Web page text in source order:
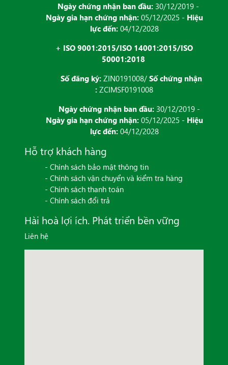
Ngày chứng nhận ban đầu: 30/12/2019 -
Ngày gia hạn chứng nhận:05/12/2025 - Hiệu
lực đến:04/12/2028
+ ISO 9001:2015/ISO 14001:2015/ISO
50001:2018
Số đăng ký: ZIN0191008/ Số chứng nhận
: ZCIMSF0191008
Ngày chứng nhận ban đầu: 30/12/2019 -
Ngày gia hạn chứng nhận:05/12/2025 - Hiệu
lực đến:04/12/2028
Hỗ trợ khách hàng
- Chính sách bảo mật thông tin
- Chính sách vận chuyển và kiểm tra hàng
- Chính sách thanh toán
- Chính sách đổi trả
Hài hoà lợi ích. Phát triển bền vững
Liên hệ